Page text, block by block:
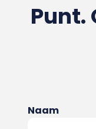
Punt.
Naam